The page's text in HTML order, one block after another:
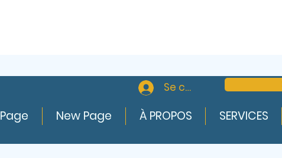
Se connecter
New Page À PROPOS SERVICES